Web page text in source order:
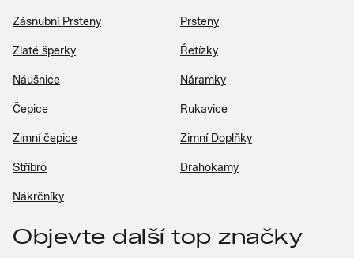
Zásnubní Prsteny Prsteny
Zlaté šperky Řetízky
Náušnice Náramky
Čepice Rukavice
Zimní čepice Zimní Doplňky
Stříbro Drahokamy
Nákrčníky
Objevte další top značky